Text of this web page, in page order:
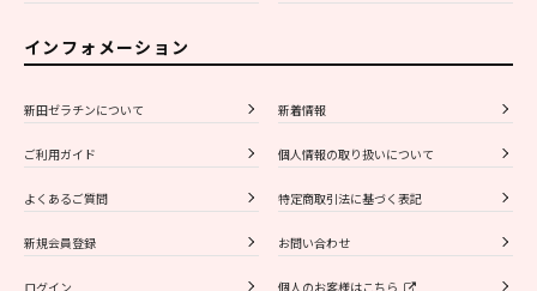
インフォメーション
新田ゼラチンについて 新着情報
ご利用ガイド 個人情報の取り扱いについて
よくあるご質問 特定商取引法に基づく表記
新規会員登録 お問い合わせ
ログイン 個人のお客様はこちら